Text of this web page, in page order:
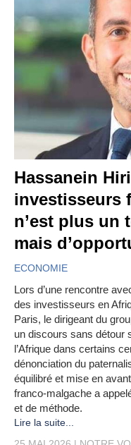
Hassanein
investisseurs
n’est plus un
mais
ECONOMIE
Lors d’une rencontre
des investisseurs en
Paris, le dirigeant du
un discours sans détour
l’Afrique dans certains
dénonciation du
équilibré et mise en
franco-malgache a
et de méthode.
Lire la suite...